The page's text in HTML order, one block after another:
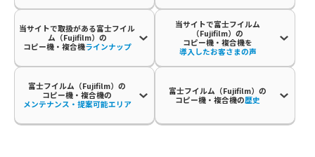
当サイトで取扱がある富士フイル
ム（Fujifilm）の
コピー機・複合機ラインナップ
当サイトで富士フイルム
（Fujifilm）の
コピー機・複合機を
導入したお客さまの声
富士フイルム（Fujifilm）の
コピー機・複合機の
メンテナンス・提案可能エリア
富士フイルム（Fujifilm）の
コピー機・複合機の歴史